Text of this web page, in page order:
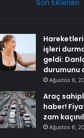
Son Eklenen
Hareketleri
işleri
geldi:
durumunu
Ağustos 6,
Araç
haber!
zam
Ağustos 6,